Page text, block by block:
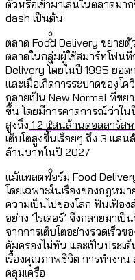
กทม. มีอำนา
ที่อาศัยอยู่ใ
งบระบายน้ำ
2569) ของ
ทำอะไรบ้าง
กรุงเทพฯ เ
คอนเสิร์ตแ
งาน ตั้งแต่ปี
ปีนกำแพงส่
ลักษณ์แบบไ
Bangkok
สำรวจงบปร
ผ่าน
สำรวจรายไ
กรุงเทพฯ ผ่
กรุงเทพฯ เ
กรุงเทพฯ เ
คนตายมากก
สูงอายุระดั
Bangkok
ของ 50 เขต
คำนำหน้านา
[ข้อมูลดิบ]
กรุงเทพฯ เ
สวนสาธารณ
[ข้อมูลดิบ]
ตัวหรือเข้ามาเล่นในตลาดมา
dash เป็นต้น
ตลาด Food Delivery ขยายตั
ตลาดในกลุ่มผู้ใช้สมาร์ทโฟน
Delivery โดยในปี 1995 ยอด
และเมื่อเกิดการระบาดของโ
กลายเป็น New Normal ที่ขย
ขึ้น โดยมีการคาดการณ์ว่าใน
สูงถึง 1.2 แสนล้านดอลลาร์ส
เติบโตสูงขึ้นเรื่อยๆ ถึง 3 แส
ล้านบาทในปี 2027
แม้แพลตฟอร์ม Food
โดยเฉพาะในเรื่องของกฎหม
ความเป็นไปของโลก ฟันเฟือ
อย่าง ‘ไรเดอร์’ จึงกลายมา
จากการเติบโตอย่างรวดเร็ว
คุ้มครองไม่ทัน และเป็นประเ
เรื่องคุณภาพชีวิต การทำงา
คลุมเครือ